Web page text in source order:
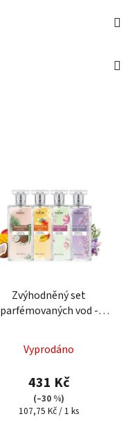
Zvýhodněný set
parfémovaných vod -
a Kokos
hodnocení
produktu
je
5,0
Vyprodáno
431 Kč
(–30 %)
Měrná
107,75 Kč / 1 ks